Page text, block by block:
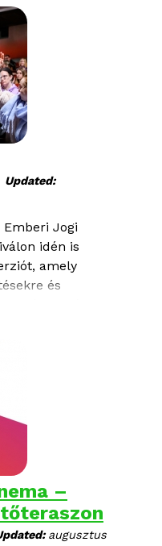
Updated:
Emberi Jogi
idén is
amely
és
A
is a Művész
–
augusztus